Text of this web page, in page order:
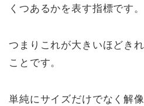
くつあるかを表す指標です。
つまりこれが大きいほどき
ことです。
単純にサイズだけでなく解